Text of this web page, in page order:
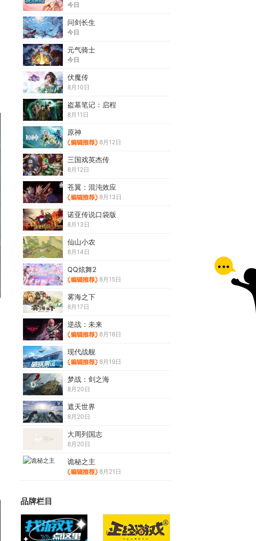
今日
问剑长生
今日
元气骑士
今日
伏魔传
8月10日
盗墓笔记：启程
8月11日
原神
8月12日
三国戏英杰传
8月12日
苍翼：混沌效应
8月13日
诺亚传说口袋版
8月13日
仙山小农
8月14日
QQ炫舞2
8月15日
雾海之下
8月17日
逆战：未来
8月18日
现代战舰
8月19日
梦战：剑之海
8月20日
遮天世界
8月20日
大周列国志
8月20日
诡秘之主
8月21日
品牌栏目